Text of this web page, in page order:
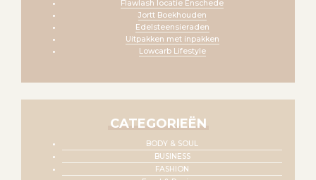
Flawlash locatie Enschede
Jortt Boekhouden
Edelsteensieraden
Uitpakken met inpakken
Lowcarb Lifestyle
CATEGORIEËN
BODY & SOUL
BUSINESS
FASHION